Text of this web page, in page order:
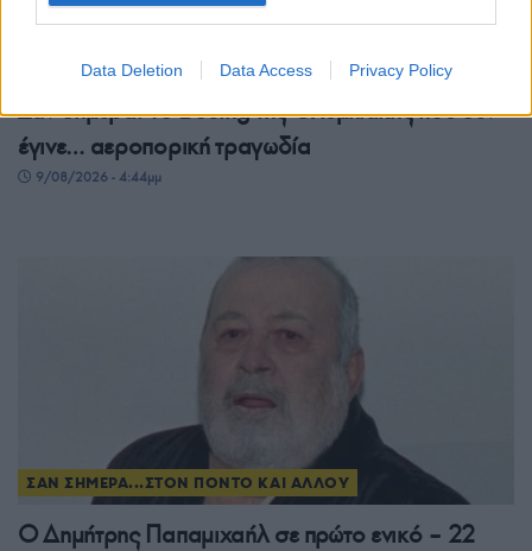
Data Deletion Data Access Privacy Policy
ΣΑΝ ΣΗΜΕΡΑ...ΣΤΟΝ ΠΟΝΤΟ ΚΑΙ ΑΛΛΟΥ
Σαν σήμερα: Το Boeing της Ολυμπιακής που δεν
έγινε… αεροπορική τραγωδία
9/08/2026 - 4:44μμ
ΣΑΝ ΣΗΜΕΡΑ...ΣΤΟΝ ΠΟΝΤΟ ΚΑΙ ΑΛΛΟΥ
Ο Δημήτρης Παπαμιχαήλ σε πρώτο ενικό – 22